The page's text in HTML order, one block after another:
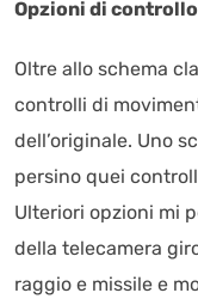
Opzioni di
Oltre allo schema
controlli di
dell’originale. Uno
persino quei
Ulteriori opzioni mi
della telecamera
raggio e missile e